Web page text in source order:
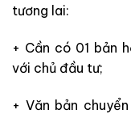
tương lai:
+ Cần có 01 bản
với chủ đầu tư;
+ Văn bản